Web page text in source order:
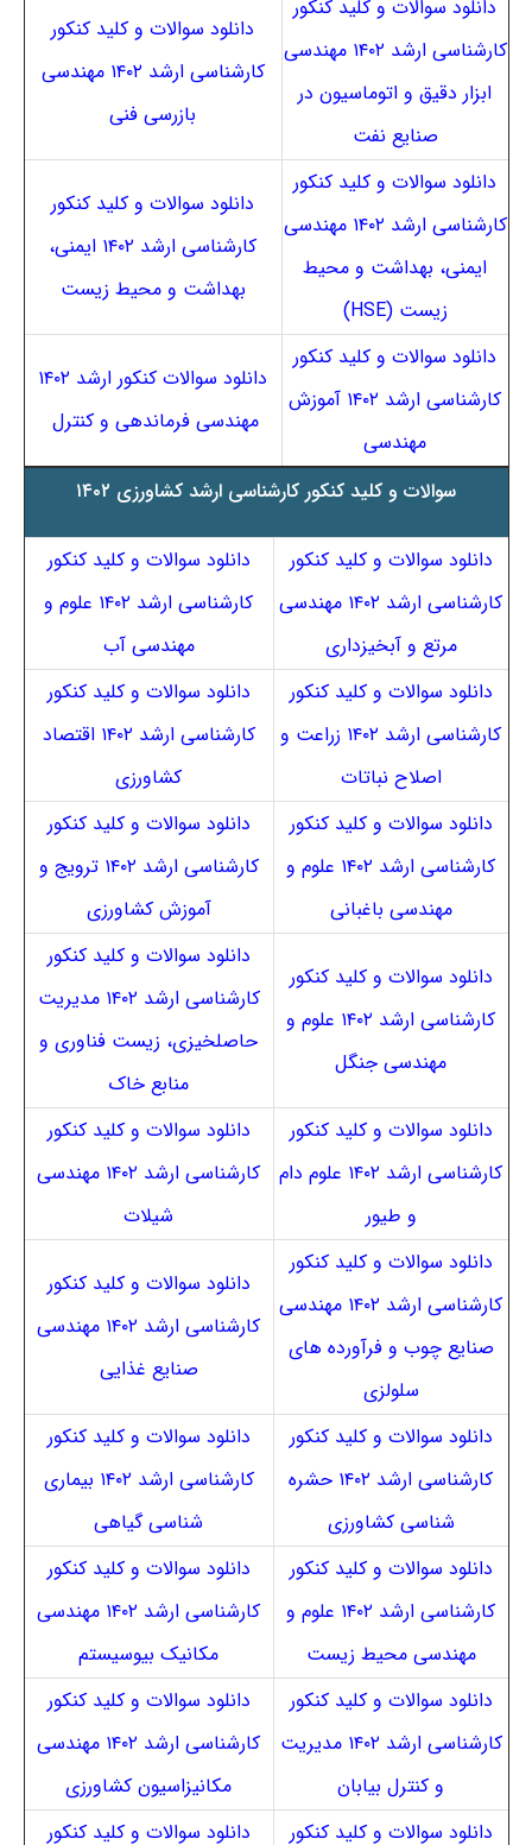
دانلود سوالات و کلید کنکور
کارشناسی ارشد ۱۴۰۲ مهندسی
ابزار دقیق و اتوماسیون در
صنایع نفت
دانلود سوالات و کلید کنکور
کارشناسی ارشد ۱۴۰۲ مهندسی
بازرسی فنی
دانلود سوالات و کلید کنکور
کارشناسی ارشد ۱۴۰۲ مهندسی
ایمنی، بهداشت و محیط
زیست (HSE)
دانلود سوالات و کلید کنکور
کارشناسی ارشد ۱۴۰۲ ایمنی،
بهداشت و محیط زیست
دانلود سوالات و کلید کنکور
کارشناسی ارشد ۱۴۰۲ آموزش
مهندسی
دانلود سوالات کنکور ارشد ۱۴۰۲
مهندسی فرماندهی و کنترل
سوالات و کلید کنکور کارشناسی ارشد کشاورزی ۱۴۰۲
دانلود سوالات و کلید کنکور
کارشناسی ارشد ۱۴۰۲ مهندسی
مرتع و آبخیزداری
دانلود سوالات و کلید کنکور
کارشناسی ارشد ۱۴۰۲ علوم و
مهندسی آب
دانلود سوالات و کلید کنکور
کارشناسی ارشد ۱۴۰۲ زراعت و
اصلاح نباتات
دانلود سوالات و کلید کنکور
کارشناسی ارشد ۱۴۰۲ اقتصاد
کشاورزی
دانلود سوالات و کلید کنکور
کارشناسی ارشد ۱۴۰۲ علوم و
مهندسی باغبانی
دانلود سوالات و کلید کنکور
کارشناسی ارشد ۱۴۰۲ ترویج و
آموزش کشاورزی
دانلود سوالات و کلید کنکور
کارشناسی ارشد ۱۴۰۲ علوم و
مهندسی جنگل
دانلود سوالات و کلید کنکور
کارشناسی ارشد ۱۴۰۲ مدیریت
حاصلخیزی، زیست فناوری و
منابع خاک
دانلود سوالات و کلید کنکور
کارشناسی ارشد ۱۴۰۲ علوم دام
و طیور
دانلود سوالات و کلید کنکور
کارشناسی ارشد ۱۴۰۲ مهندسی
شیلات
دانلود سوالات و کلید کنکور
کارشناسی ارشد ۱۴۰۲ مهندسی
صنایع چوب و فرآورده های
سلولزی
دانلود سوالات و کلید کنکور
کارشناسی ارشد ۱۴۰۲ مهندسی
صنایع غذایی
دانلود سوالات و کلید کنکور
کارشناسی ارشد ۱۴۰۲ حشره
شناسی کشاورزی
دانلود سوالات و کلید کنکور
کارشناسی ارشد ۱۴۰۲ بیماری
شناسی گیاهی
دانلود سوالات و کلید کنکور
کارشناسی ارشد ۱۴۰۲ علوم و
مهندسی محیط زیست
دانلود سوالات و کلید کنکور
کارشناسی ارشد ۱۴۰۲ مهندسی
مکانیک بیوسیستم
دانلود سوالات و کلید کنکور
کارشناسی ارشد ۱۴۰۲ مدیریت
و کنترل بیابان
دانلود سوالات و کلید کنکور
کارشناسی ارشد ۱۴۰۲ مهندسی
مکانیزاسیون کشاورزی
دانلود سوالات و کلید کنکور
دانلود سوالات و کلید کنکور